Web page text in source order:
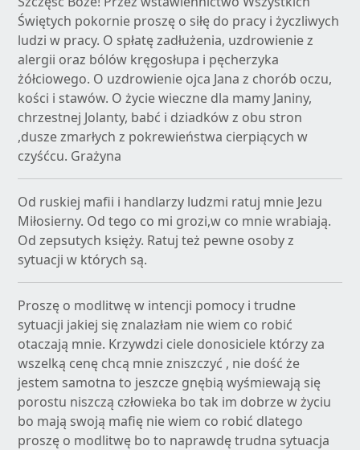
Świętych pokornie proszę o siłę do pracy i życzliwych
ludzi w pracy. O spłatę zadłużenia, uzdrowienie z
alergii oraz bólów kręgosłupa i pęcherzyka
żółciowego. O uzdrowienie ojca Jana z chorób oczu,
kości i stawów. O życie wieczne dla mamy Janiny,
chrzestnej Jolanty, babć i dziadków z obu stron
,dusze zmarłych z pokrewieństwa cierpiących w
czyśćcu. Grażyna
Od ruskiej mafii i handlarzy ludzmi ratuj mnie Jezu
Miłosierny. Od tego co mi grozi,w co mnie wrabiają.
Od zepsutych księży. Ratuj też pewne osoby z
sytuacji w których są.
Proszę o modlitwę w intencji pomocy i trudne
sytuacji jakiej się znalazłam nie wiem co robić
otaczają mnie. Krzywdzi ciele donosiciele którzy za
wszelką cenę chcą mnie zniszczyć , nie dość że
jestem samotna to jeszcze gnębią wyśmiewają się
porostu niszczą człowieka bo tak im dobrze w życiu
bo mają swoją mafię nie wiem co robić dlatego
proszę o modlitwę bo to naprawdę trudna sytuacja